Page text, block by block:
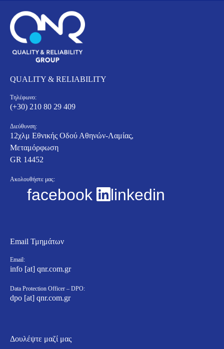
QUALITY & RELIABILITY
Τηλέφωνο:
(+30) 210 80 29 409
Διεύθυνση:
12χλμ Εθνικής Οδού Αθηνών-Λαμίας,
Μεταμόρφωση
GR 14452
Ακολουθήστε μας:
facebook linkedin
Email Τμημάτων
Email:
info [at] qnr.com.gr
Data Protection Officer – DPO:
dpo [at] qnr.com.gr
Δουλέψτε μαζί μας